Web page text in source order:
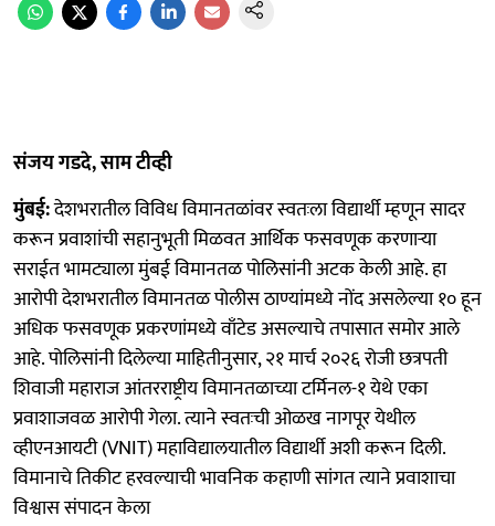
संजय गडदे, साम टीव्ही
मुंबई:देशभरातील विविध विमानतळांवर स्वतःला विद्यार्थी म्हणून सादर
करून प्रवाशांची सहानुभूती मिळवत आर्थिक फसवणूक करणाऱ्या
सराईत भामट्याला मुंबई विमानतळ पोलिसांनी अटक केली आहे. हा
आरोपी देशभरातील विमानतळ पोलीस ठाण्यांमध्ये नोंद असलेल्या १० हून
अधिक फसवणूक प्रकरणांमध्ये वाँटेड असल्याचे तपासात समोर आले
आहे. पोलिसांनी दिलेल्या माहितीनुसार, २१ मार्च २०२६ रोजी छत्रपती
शिवाजी महाराज आंतरराष्ट्रीय विमानतळाच्या टर्मिनल-१ येथे एका
प्रवाशाजवळ आरोपी गेला. त्याने स्वतःची ओळख नागपूर येथील
व्हीएनआयटी (VNIT) महाविद्यालयातील विद्यार्थी अशी करून दिली.
विमानाचे तिकीट हरवल्याची भावनिक कहाणी सांगत त्याने प्रवाशाचा
विश्वास संपादन केला